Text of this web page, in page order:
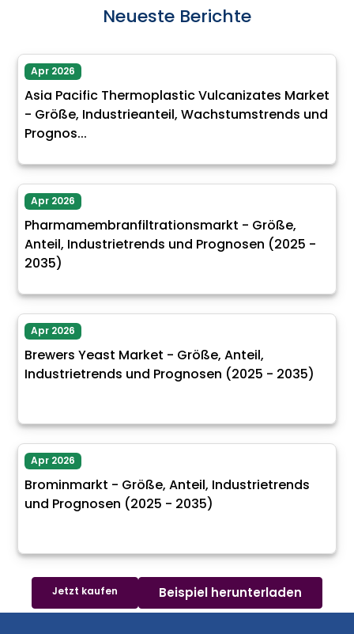
Neueste Berichte
Apr 2026
Asia Pacific Thermoplastic Vulcanizates Market
- Größe, Industrieanteil, Wachstumstrends und
Prognos...
Apr 2026
Pharmamembranfiltrationsmarkt - Größe,
Anteil, Industrietrends und Prognosen (2025 -
2035)
Apr 2026
Brewers Yeast Market - Größe, Anteil,
Industrietrends und Prognosen (2025 - 2035)
Apr 2026
Brominmarkt - Größe, Anteil, Industrietrends
und Prognosen (2025 - 2035)
Jetzt kaufen Beispiel herunterladen